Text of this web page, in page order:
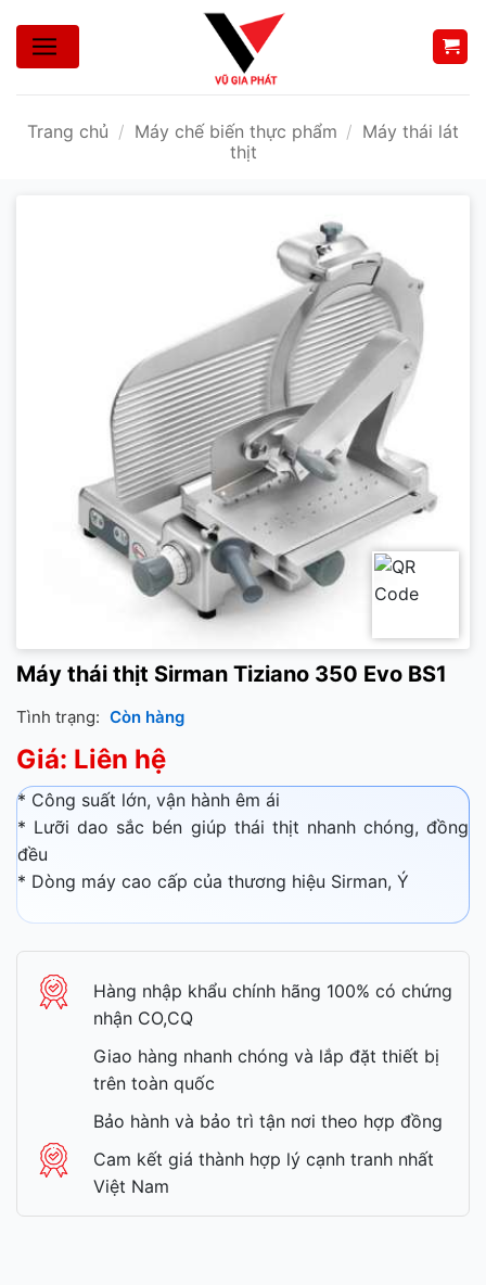
nội
Trang chủ / Máy chế biến thực phẩm / Máy thái lát
thịt
Máy thái thịt Sirman Tiziano 350 Evo BS1
Tình trạng: Còn hàng
Giá: Liên hệ
* Công suất lớn, vận hành êm ái
* Lưỡi dao sắc bén giúp thái thịt nhanh chóng, đồng
đều
​* Dòng máy cao cấp của thương hiệu Sirman, Ý
Hàng nhập khẩu chính hãng 100% có chứng
nhận CO,CQ
Giao hàng nhanh chóng và lắp đặt thiết bị
trên toàn quốc
Bảo hành và bảo trì tận nơi theo hợp đồng
Cam kết giá thành hợp lý cạnh tranh nhất
Việt Nam